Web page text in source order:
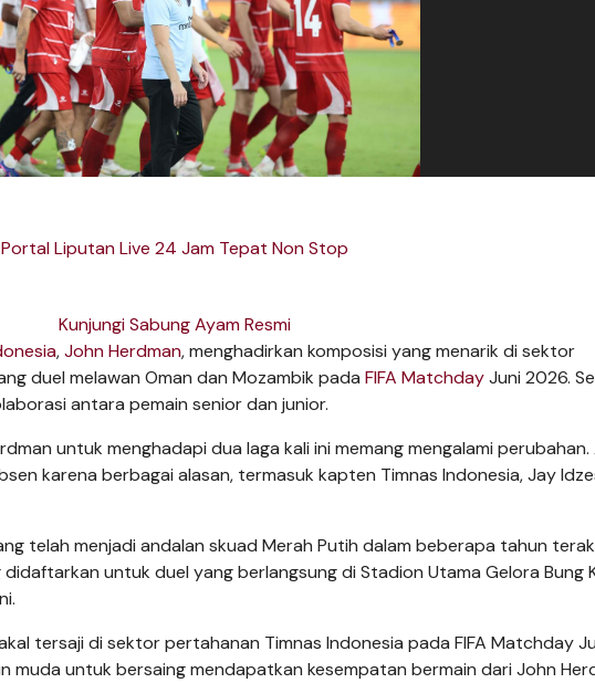
Portal Liputan Live 24 Jam Tepat Non Stop
Kunjungi Sabung Ayam Resmi
,John Herdman, menghadirkan komposisi yang menarik di sektor
duel melawan Oman dan Mozambik pada FIFA MatchdayJuni 2026.
antara pemain senior dan junior.
untuk menghadapi dua laga kali ini memang mengalami perubahan.
karena berbagai alasan, termasuk kapten Timnas Indonesia, Jay
telah menjadi andalan skuad Merah Putih dalam beberapa tahun
untuk duel yang berlangsung di Stadion Utama Gelora Bung
tersaji di sektor pertahanan Timnas Indonesia pada FIFA Matchday
muda untuk bersaing mendapatkan kesempatan bermain dari John